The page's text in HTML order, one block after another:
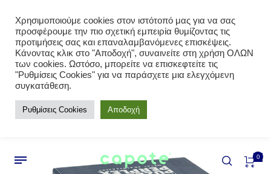
0
Χρησιμοποιούμε cookies στον ιστότοπό μας για να σας
προσφέρουμε την πιο σχετική εμπειρία θυμίζοντας τις
προτιμήσεις σας και επαναλαμβανόμενες επισκέψεις.
Κάνοντας κλικ στο "Αποδοχή", συναινείτε στη χρήση ΟΛΩΝ
των cookies. Ωστόσο, μπορείτε να επισκεφτείτε τις
"Ρυθμίσεις Cookies" για να παράσχετε μια ελεγχόμενη
συγκατάθεση.
Ρυθμίσεις Cookies Αποδοχή